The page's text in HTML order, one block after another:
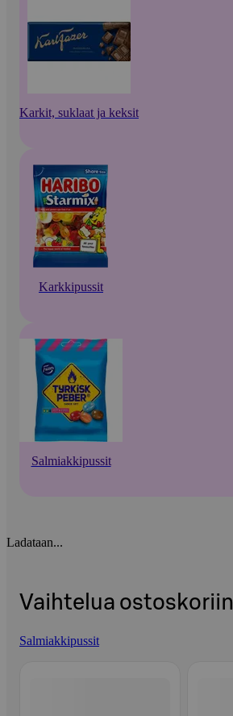
Karkit, suklaat ja keksit
Karkkipussit
Salmiakkipussit
Ladataan...
Vaihtelua ostoskoriin
Salmiakkipussit